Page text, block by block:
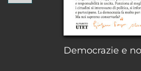
Democrazie e no